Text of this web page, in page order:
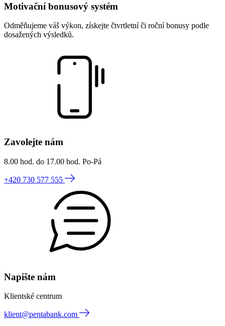
Motivační bonusový systém
Odměňujeme váš výkon, získejte čtvrtletní či roční bonusy podle
dosažených výsledků.
Zavolejte nám
8.00 hod. do 17.00 hod. Po-Pá
+420 730 577 555
Napište nám
Klientské centrum
klient@pentabank.com